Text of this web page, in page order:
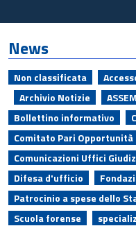
News
Non classificata
Archivio Notizie
Bollettino informativo
Comitato Pari Opportunità
Comunicazioni Uffici
Difesa d'ufficio
Patrocinio a spese dello
Scuola forense